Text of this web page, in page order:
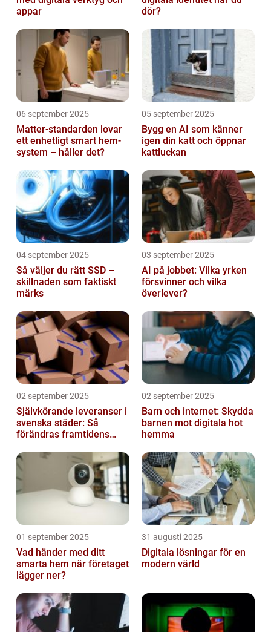
appar
dör?
06 september 2025
Matter-standarden lovar
ett enhetligt smart hem-
system – håller det?
05 september 2025
Bygg en AI som känner
igen din katt och öppnar
kattluckan
04 september 2025
Så väljer du rätt SSD –
skillnaden som faktiskt
märks
03 september 2025
AI på jobbet: Vilka yrken
försvinner och vilka
överlever?
02 september 2025
Självkörande leveranser i
svenska städer: Så
förändras framtidens
02 september 2025
Barn och internet: Skydda
barnen mot digitala hot
hemma
01 september 2025
Vad händer med ditt
smarta hem när företaget
lägger ner?
31 augusti 2025
Digitala lösningar för en
modern värld